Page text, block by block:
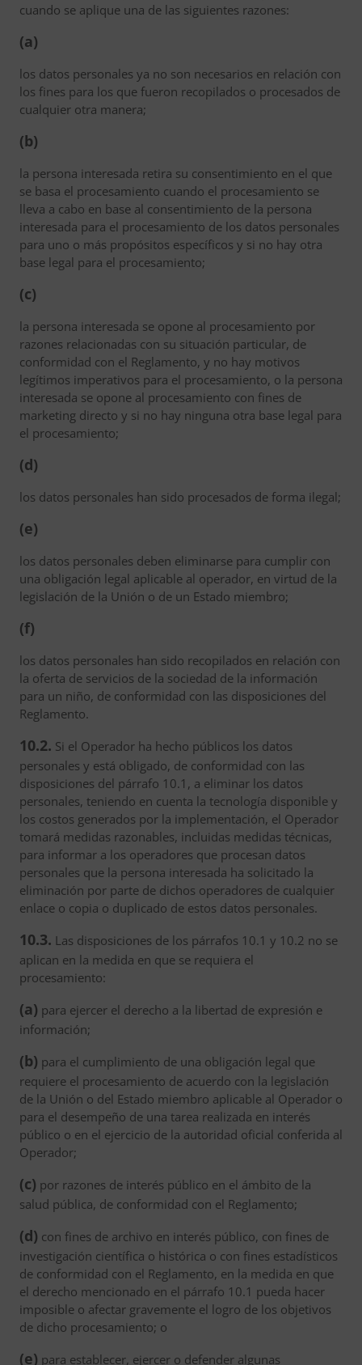
cuando se aplique una de las siguientes razones:
(a)
los datos personales ya no son necesarios en relación con
los fines para los que fueron recopilados o procesados de
cualquier otra manera;
(b)
la persona interesada retira su consentimiento en el que
se basa el procesamiento cuando el procesamiento se
lleva a cabo en base al consentimiento de la persona
interesada para el procesamiento de los datos personales
para uno o más propósitos específicos y si no hay otra
base legal para el procesamiento;
(c)
la persona interesada se opone al procesamiento por
razones relacionadas con su situación particular, de
conformidad con el Reglamento, y no hay motivos
legítimos imperativos para el procesamiento, o la persona
interesada se opone al procesamiento con fines de
marketing directo y si no hay ninguna otra base legal para
el procesamiento;
(d)
los datos personales han sido procesados de forma ilegal;
(e)
los datos personales deben eliminarse para cumplir con
una obligación legal aplicable al operador, en virtud de la
legislación de la Unión o de un Estado miembro;
(f)
los datos personales han sido recopilados en relación con
la oferta de servicios de la sociedad de la información
para un niño, de conformidad con las disposiciones del
Reglamento.
10.2. Si el Operador ha hecho públicos los datos
personales y está obligado, de conformidad con las
disposiciones del párrafo 10.1, a eliminar los datos
personales, teniendo en cuenta la tecnología disponible y
los costos generados por la implementación, el Operador
tomará medidas razonables, incluidas medidas técnicas,
para informar a los operadores que procesan datos
personales que la persona interesada ha solicitado la
eliminación por parte de dichos operadores de cualquier
enlace o copia o duplicado de estos datos personales.
10.3. Las disposiciones de los párrafos 10.1 y 10.2 no se
aplican en la medida en que se requiera el
procesamiento:
(a) para ejercer el derecho a la libertad de expresión e
información;
(b) para el cumplimiento de una obligación legal que
requiere el procesamiento de acuerdo con la legislación
de la Unión o del Estado miembro aplicable al Operador o
para el desempeño de una tarea realizada en interés
público o en el ejercicio de la autoridad oficial conferida al
Operador;
(c) por razones de interés público en el ámbito de la
salud pública, de conformidad con el Reglamento;
(d) con fines de archivo en interés público, con fines de
investigación científica o histórica o con fines estadísticos
de conformidad con el Reglamento, en la medida en que
el derecho mencionado en el párrafo 10.1 pueda hacer
imposible o afectar gravemente el logro de los objetivos
de dicho procesamiento; o
(e) para establecer, ejercer o defender algunas